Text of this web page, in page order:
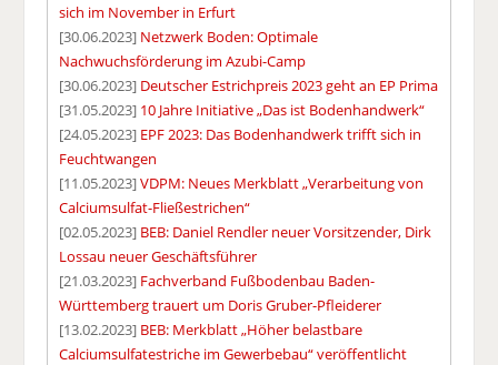
sich im November in Erfurt
[30.06.2023] Netzwerk Boden: Optimale
Nachwuchsförderung im Azubi-Camp
[30.06.2023] Deutscher Estrichpreis 2023 geht an EP Prima
[31.05.2023] 10 Jahre Initiative „Das ist Bodenhandwerk“
[24.05.2023] EPF 2023: Das Bodenhandwerk trifft sich in
Feuchtwangen
[11.05.2023]VDPM: Neues Merkblatt „Verarbeitung von
Calciumsulfat-Fließestrichen“
[02.05.2023] BEB: Daniel Rendler neuer Vorsitzender, Dirk
Lossau neuer Geschäftsführer
[21.03.2023] Fachverband Fußbodenbau Baden-
Württemberg trauert um Doris Gruber-Pfleiderer
[13.02.2023] BEB: Merkblatt „Höher belastbare
Calciumsulfatestriche im Gewerbebau“ veröffentlicht